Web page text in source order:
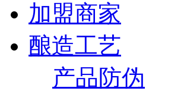
加盟商家
酿造工艺
产品防伪